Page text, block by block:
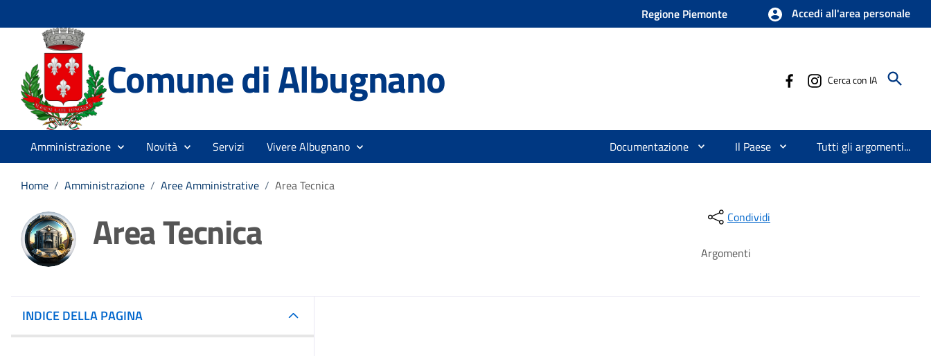
Regione Piemonte Accedi all'area personale
Comune di Albugnano Cerca con IA
Amministrazione Novità Servizi Vivere Albugnano Documentazione Il Paese Tutti gli argomenti...
Home / Amministrazione / Aree Amministrative / Area Tecnica
Area Tecnica Condividi
Argomenti
INDICE DELLA PAGINA